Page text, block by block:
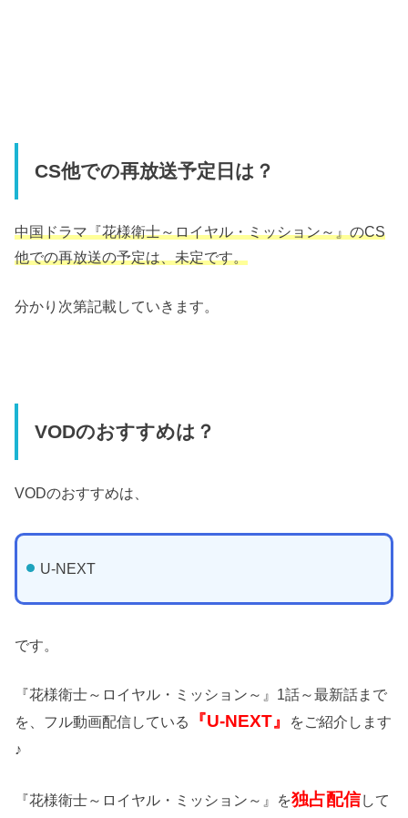
CS他での再放送予定日は？
中国ドラマ『花様衛士～ロイヤル・ミッション～』のCS
他での再放送の予定は、未定です。
分かり次第記載していきます。
VODのおすすめは？
VODのおすすめは、
U-NEXT
です。
『花様衛士～ロイヤル・ミッション～』1話～最新話まで
を、フル動画配信している
『U-NEXT』
をご紹介します
♪
『花様衛士～ロイヤル・ミッション～』を独占配信して